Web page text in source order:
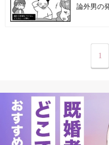
論外男の
1